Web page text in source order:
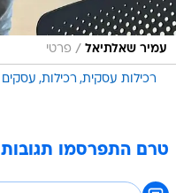
עמיר שאלתיאל / פרטי
רכילות עסקית רכילות עסקים
טרם התפרסמו תגובות